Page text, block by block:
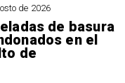
de 2026
de basura
en el
de